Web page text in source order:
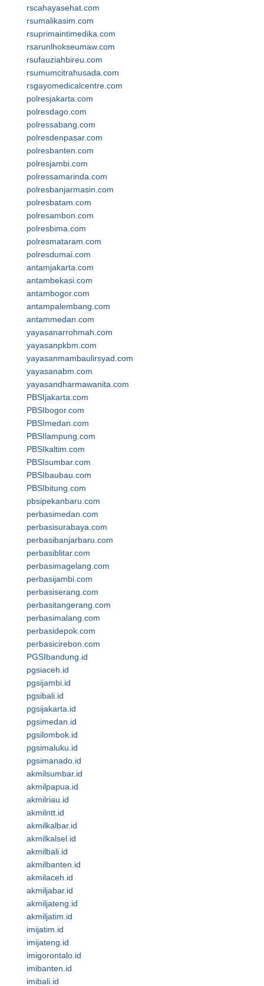
rscahayasehat.com
rsumalikasim.com
rsuprimaintimedika.com
rsarunlhokseumaw.com
rsufauziahbireu.com
rsumumcitrahusada.com
rsgayomedicalcentre.com
polresjakarta.com
polresdago.com
polressabang.com
polresdenpasar.com
polresbanten.com
polresjambi.com
polressamarinda.com
polresbanjarmasin.com
polresbatam.com
polresambon.com
polresbima.com
polresmataram.com
polresdumai.com
antamjakarta.com
antambekasi.com
antambogor.com
antampalembang.com
antammedan.com
yayasanarrohmah.com
yayasanpkbm.com
yayasanmambaulirsyad.com
yayasanabm.com
yayasandharmawanita.com
PBSIjakarta.com
PBSIbogor.com
PBSImedan.com
PBSIlampung.com
PBSIkaltim.com
PBSIsumbar.com
PBSIbaubau.com
PBSIbitung.com
pbsipekanbaru.com
perbasimedan.com
perbasisurabaya.com
perbasibanjarbaru.com
perbasiblitar.com
perbasimagelang.com
perbasijambi.com
perbasiserang.com
perbasitangerang.com
perbasimalang.com
perbasidepok.com
perbasicirebon.com
PGSIbandung.id
pgsiaceh.id
pgsijambi.id
pgsibali.id
pgsijakarta.id
pgsimedan.id
pgsilombok.id
pgsimaluku.id
pgsimanado.id
akmilsumbar.id
akmilpapua.id
akmilriau.id
akmilntt.id
akmilkalbar.id
akmilkalsel.id
akmilbali.id
akmilbanten.id
akmilaceh.id
akmiljabar.id
akmiljateng.id
akmiljatim.id
imijatim.id
imijateng.id
imigorontalo.id
imibanten.id
imibali.id